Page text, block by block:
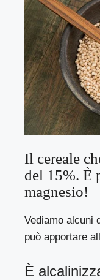
Il cereale
del 15%. È
magnesio!
Vediamo alcuni
può apportare
È